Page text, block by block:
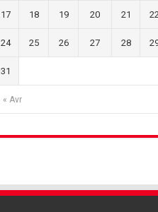
« Avr
17 18 19 20 21 22
24 25 26 27 28
31